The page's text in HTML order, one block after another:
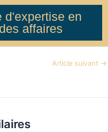
d'expertise en
affaires
Article suivant →